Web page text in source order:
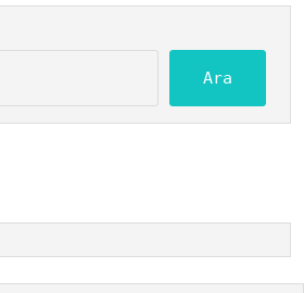
Ara